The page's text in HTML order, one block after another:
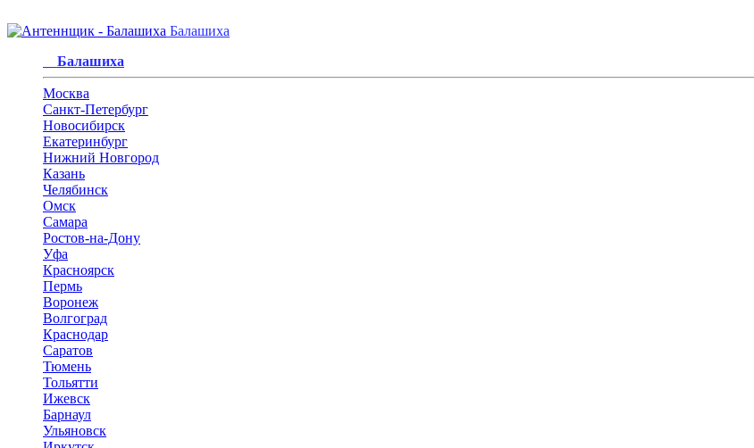
Балашиха
Балашиха
Москва
Санкт-Петербург
Новосибирск
Екатеринбург
Нижний Новгород
Казань
Челябинск
Омск
Самара
Ростов-на-Дону
Уфа
Красноярск
Пермь
Воронеж
Волгоград
Краснодар
Саратов
Тюмень
Тольятти
Ижевск
Барнаул
Ульяновск